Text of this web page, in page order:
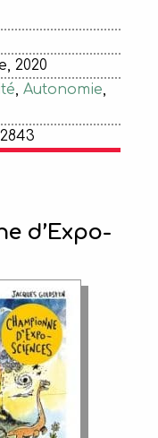
2020
, Autonomie,
d’Expo-